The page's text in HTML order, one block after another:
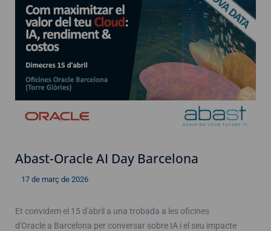
Abast-Oracle AI Day Barcelona
17 de març de 2026
Et convidem el 15 d'abril a una trobada a les oficines
d'Oracle a Barcelona per conversar sobre IA i el seu impacte